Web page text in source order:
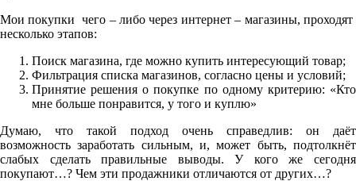
Мои покупки чего – либо через интернет – магазины, проходят
несколько этапов:
Поиск магазина, где можно купить интересующий товар;
Фильтрация списка магазинов, согласно цены и условий;
Принятие решения о покупке по одному критерию: «Кто
мне больше понравится, у того и куплю»
Думаю, что такой подход очень справедлив: он даёт
возможность заработать сильным, и, может быть, подтолкнёт
слабых сделать правильные выводы. У кого же сегодня
покупают…? Чем эти продажники отличаются от других…?